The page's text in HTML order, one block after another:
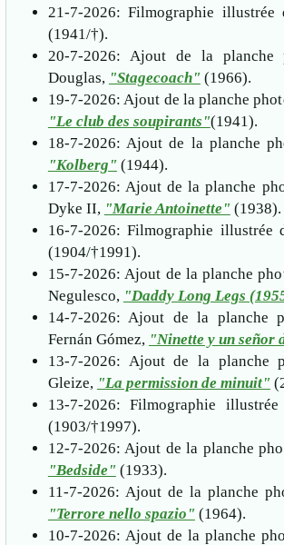
21-7-2026: Filmographie
(1941/†).
20-7-2026: Ajout de la planche
Douglas, "Stagecoach"(1966).
19-7-2026: Ajout de la planche
"Le club des soupirants"(1941).
18-7-2026: Ajout de la planche
"Kolberg"(1944).
17-7-2026: Ajout de la planche
Dyke II, "Marie Antoinette"(1938).
16-7-2026: Filmographie
(1904/†1991).
15-7-2026: Ajout de la planche
Negulesco, "Daddy Long Legs
14-7-2026: Ajout de la planche
Fernán Gómez, "Ninette y un señor
13-7-2026: Ajout de la planche
Gleize, "La permission de minuit"
13-7-2026: Filmographie
(1903/†1997).
12-7-2026: Ajout de la planche
"Bedside"(1933).
11-7-2026: Ajout de la planche
"Terrore nello spazio"(1964).
10-7-2026: Ajout de la planche